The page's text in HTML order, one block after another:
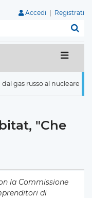
Accedi Registrati
al nucleare italiani
"Che
la Commissione
di